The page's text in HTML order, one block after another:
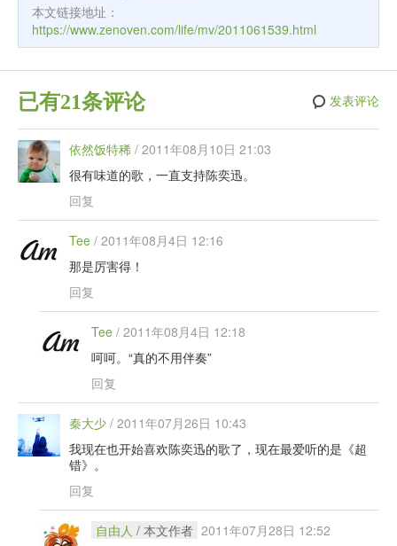
本文链接地址：
https://www.zenoven.com/life/mv/2011061539.html
已有21条评论 发表评论
依然饭特稀 / 2011年08月10日 21:03
很有味道的歌，一直支持陈奕迅。
回复
Tee / 2011年08月4日 12:16
那是厉害得！
回复
Tee / 2011年08月4日 12:18
呵呵。“真的不用伴奏”
回复
秦大少 / 2011年07月26日 10:43
我现在也开始喜欢陈奕迅的歌了，现在最爱听的是《超
错》。
回复
自由人 / 本文作者 2011年07月28日 12:52